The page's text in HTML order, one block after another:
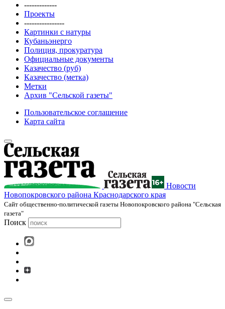
-------------
Проекты
----------------
Картинки с натуры
Кубаньэнерго
Полиция, прокуратура
Официальные документы
Казачество (руб)
Казачество (метка)
Метки
Архив "Сельской газеты"
Пользовательское соглашение
Карта сайта
Новости
Новопокровского района Краснодарского края
Cайт общественно-политической газеты Новопокровского района "Сельская
газета"
Поиск